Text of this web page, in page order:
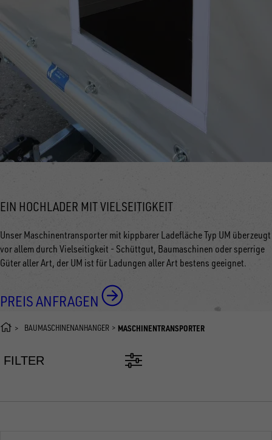
EIN HOCHLADER MIT VIELSEITIGKEIT
Unser Maschinentransporter mit kippbarer Ladefläche Typ UM überzeugt
vor allem durch Vielseitigkeit - Schüttgut, Baumaschinen oder sperrige
Güter aller Art, der UM ist für Ladungen aller Art bestens geeignet.
PREIS ANFRAGEN
BAUMASCHINENANHÄNGER MASCHINENTRANSPORTER
FILTER